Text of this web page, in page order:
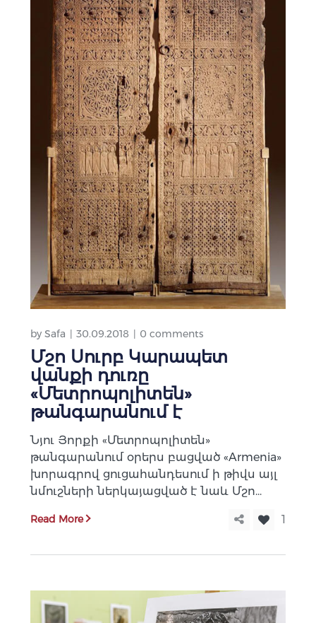
by Safa 30.09.2018 0 comments
Մշո Սուրբ Կարապետ
վանքի դուռը
«Մետրոպոլիտեն»
թանգարանում է
Նյու Յորքի «Մետրոպոլիտեն»
թանգարանում օրերս բացված «Armenia»
խորագրով ցուցահանդեսում ի թիվս այլ
նմուշների ներկայացված է նաև Մշո...
Read More 1